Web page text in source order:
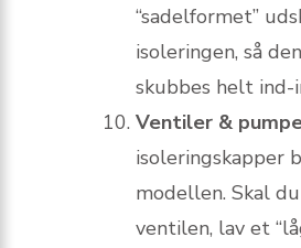
“sadelformet”
isoleringen, så
skubbes helt
Ventiler &
isoleringskapper
modellen. Skal
ventilen, lav et